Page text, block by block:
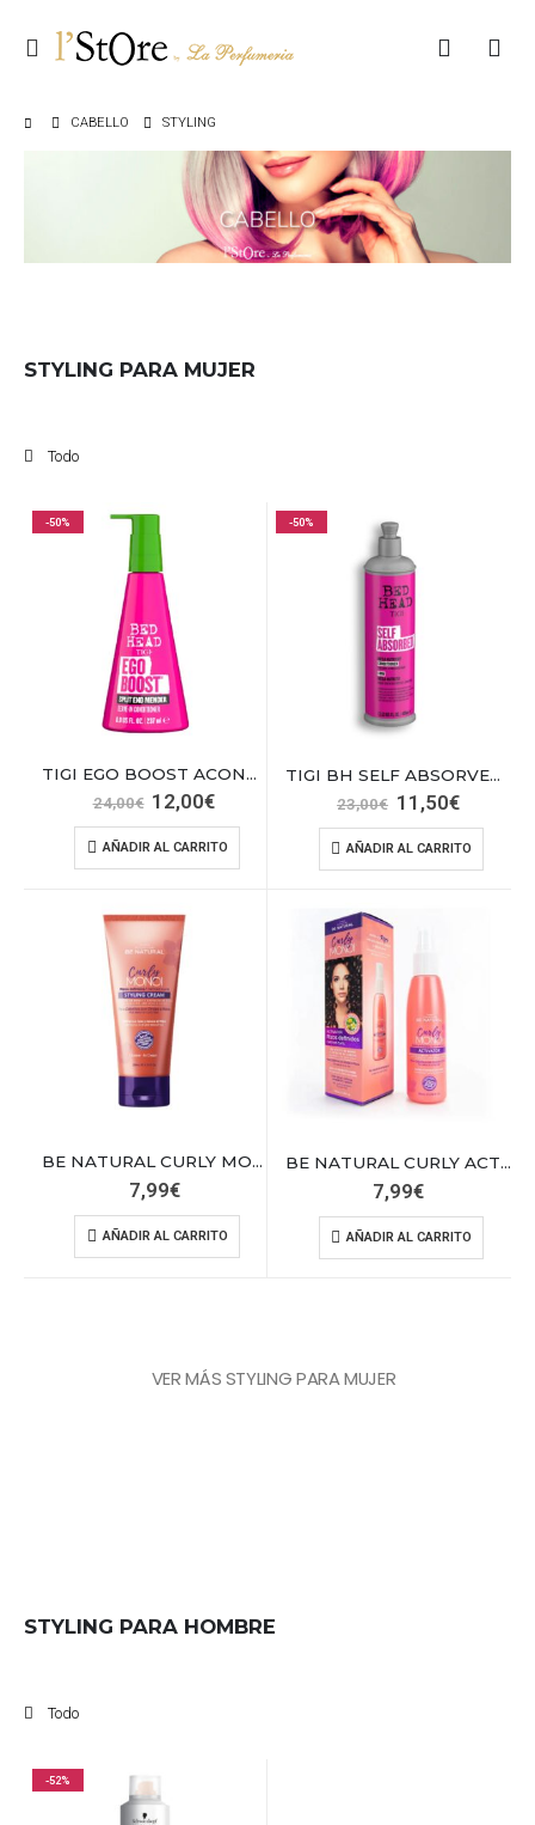
CABELLO STYLING
STYLING PARA MUJER
Todo
-50%
TIGI EGO BOOST ACOND.REP.PUNTAS 237ML
24,00€ El
precio
original
era:
24,00€.
12,00€El
actual
es:
12,00€.
AÑADIR AL CARRITO
-50%
TIGI BH SELF ABSORVED CONDITIONER 400 ML
23,00€ El
precio
original
era:
23,00€.
11,50€El
actual
es:
11,50€.
AÑADIR AL CARRITO
BE NATURAL CURLY MONO CREMA RIZOS DEF.
7,99€
AÑADIR AL CARRITO
BE NATURAL CURLY ACTIVADOR RIZOS DEF.100
7,99€
AÑADIR AL CARRITO
VER MÁS STYLING PARA MUJER
STYLING PARA HOMBRE
Todo
-52%